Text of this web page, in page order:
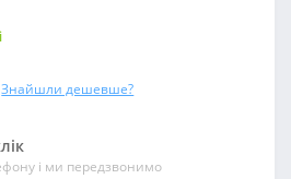
Знайшли дешевше?
і ми передзвонимо